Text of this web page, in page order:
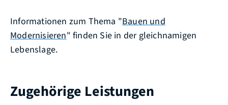
Informationen zum Thema "Bauen und
Modernisieren" finden Sie in der gleichnamigen
Lebenslage.
Zugehörige Leistungen